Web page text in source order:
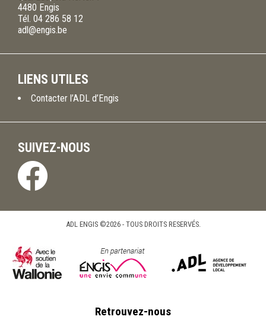
4480 Engis
Tél. 04 286 58 12
adl@engis.be
LIENS UTILES
Contacter l’ADL d’Engis
SUIVEZ-NOUS
ADL ENGIS ©2026 - TOUS DROITS RESERVÉS.
Retrouvez-nous